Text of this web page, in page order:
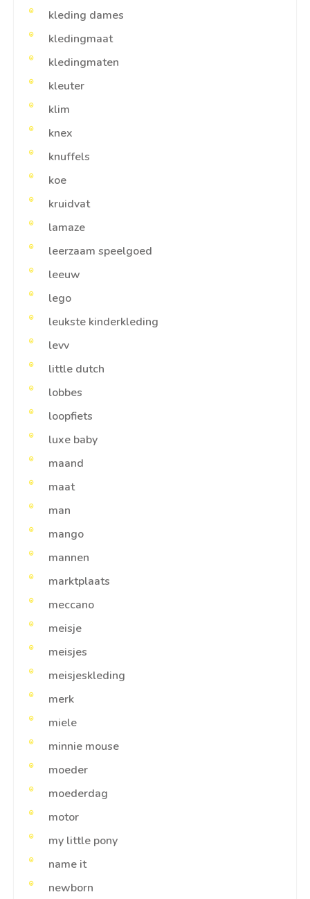
kleding dames
kledingmaat
kledingmaten
kleuter
klim
knex
knuffels
koe
kruidvat
lamaze
leerzaam speelgoed
leeuw
lego
leukste kinderkleding
levv
little dutch
lobbes
loopfiets
luxe baby
maand
maat
man
mango
mannen
marktplaats
meccano
meisje
meisjes
meisjeskleding
merk
miele
minnie mouse
moeder
moederdag
motor
my little pony
name it
newborn